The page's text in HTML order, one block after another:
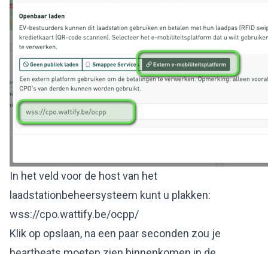
In het veld voor de host van het
laadstationbeheersysteem kunt u plakken:
wss://cpo.wattify.be/ocpp/
Klik op opslaan, na een paar seconden zou je